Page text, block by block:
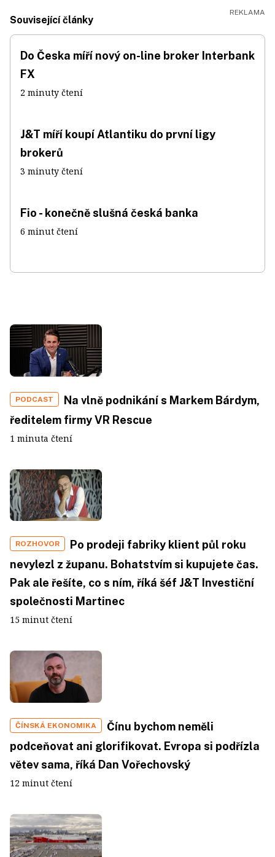
Související články
Do Česka míří nový on-line broker Interbank
FX
2 minuty čtení
J&T míří koupí Atlantiku do první ligy
brokerů
3 minuty čtení
Fio - konečně slušná česká banka
6 minut čtení
PODCAST
Na vlně podnikání s Markem Bárdym,
ředitelem firmy VR Rescue
1 minuta čtení
ROZHOVOR
Po prodeji fabriky klient půl roku
nevylezl z županu. Bohatstvím si kupujete čas.
Pak ale řešíte, co s ním, říká šéf J&T Investiční
společnosti Martinec
15 minut čtení
ČÍNSKÁ EKONOMIKA
Čínu bychom neměli
podceňovat ani glorifikovat. Evropa si podřízla
větev sama, říká Dan Vořechovský
12 minut čtení